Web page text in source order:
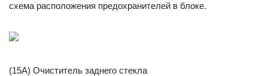
схема расположения предохранителей в блоке.
(15A) Очиститель заднего стекла